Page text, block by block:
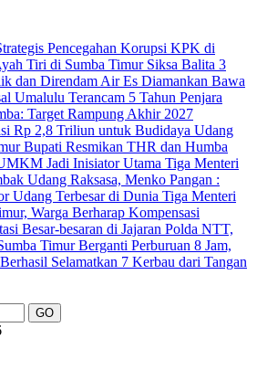
Pencegahan Korupsi KPK di
Tiri di Sumba Timur Siksa Balita 3
dan Direndam Air Es Diamankan Bawa
Umalulu Terancam 5 Tahun Penjara
Target Rampung Akhir 2027
Rp 2,8 Triliun untuk Budidaya Udang
Bupati Resmikan THR dan Humba
Jadi Inisiator Utama Tiga Menteri
Udang Raksasa, Menko Pangan :
Udang Terbesar di Dunia Tiga Menteri
Warga Berharap Kompensasi
Besar-besaran di Jajaran Polda NTT,
Timur Berganti Perburuan 8 Jam,
Selamatkan 7 Kerbau dari Tangan